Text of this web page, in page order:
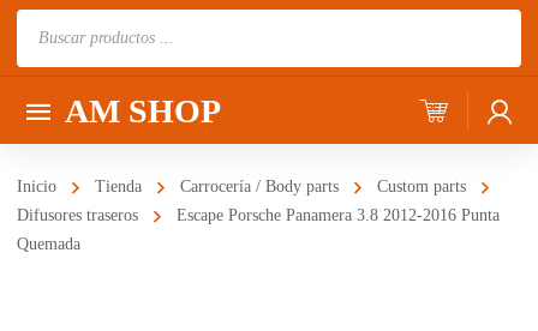
AM SHOP
Inicio Tienda Carrocería / Body parts
Custom parts
Difusores traseros
Escape Porsche Panamera 3.8 2012-2016 Punta
Quemada